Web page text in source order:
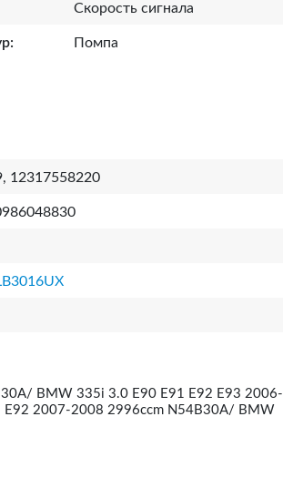
Скорость сигнала
Помпа
12317558220
BMW 335i 3.0 E90 E91 E92 E93 2006-
2007-2008 2996ccm N54B30A/ BMW